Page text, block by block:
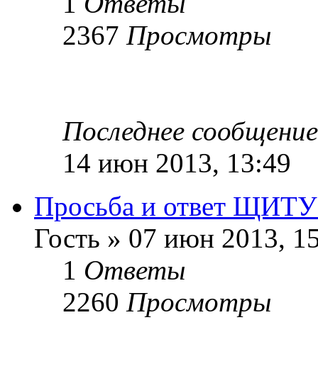
2367 Просмотры
Последнее
14 июн 2013, 13:49
Просьба и ответ
Гость » 07 июн 2013,
1 Ответы
2260 Просмотры